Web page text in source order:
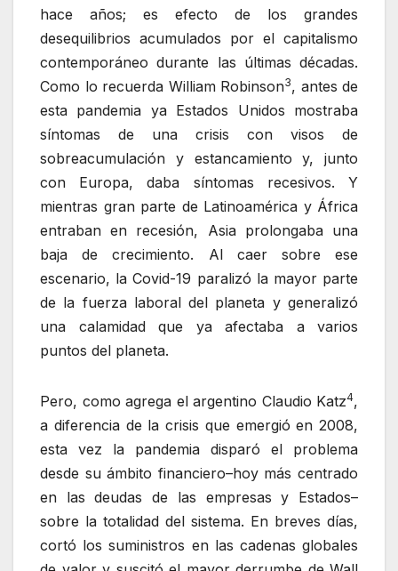
hace años; es efecto de los grandes
desequilibrios acumulados por el capitalismo
contemporáneo durante las últimas décadas.
Como lo recuerda William Robinson3, antes de
esta pandemia ya Estados Unidos mostraba
síntomas de una crisis con visos de
sobreacumulación y estancamiento y, junto
con Europa, daba síntomas recesivos. Y
mientras gran parte de Latinoamérica y África
entraban en recesión, Asia prolongaba una
baja de crecimiento. Al caer sobre ese
escenario, la Covid-19 paralizó la mayor parte
de la fuerza laboral del planeta y generalizó
una calamidad que ya afectaba a varios
puntos del planeta.
Pero, como agrega el argentino Claudio Katz4,
a diferencia de la crisis que emergió en 2008,
esta vez la pandemia disparó el problema
desde su ámbito financiero–hoy más centrado
en las deudas de las empresas y Estados–
sobre la totalidad del sistema. En breves días,
cortó los suministros en las cadenas globales